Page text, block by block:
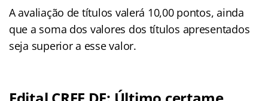
A avaliação de títulos valerá 10,00 pontos, ainda
que a soma dos valores dos títulos apresentados
seja superior a esse valor.